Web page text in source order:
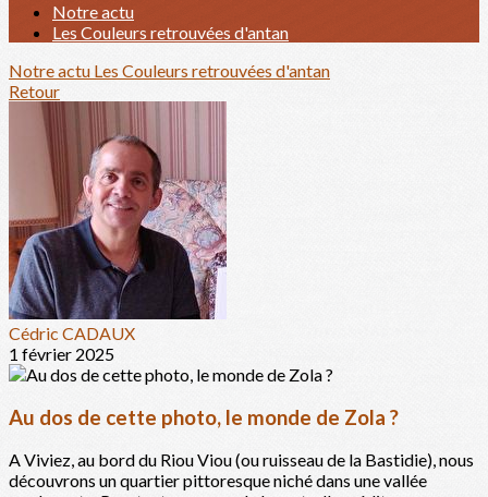
Notre actu
Les Couleurs retrouvées d'antan
Notre actu Les Couleurs retrouvées d'antan
Retour
Cédric CADAUX
1 février 2025
Au dos de cette photo, le monde de Zola ?
A Viviez, au bord du Riou Viou (ou ruisseau de la Bastidie), nous
découvrons un quartier pittoresque niché dans une vallée